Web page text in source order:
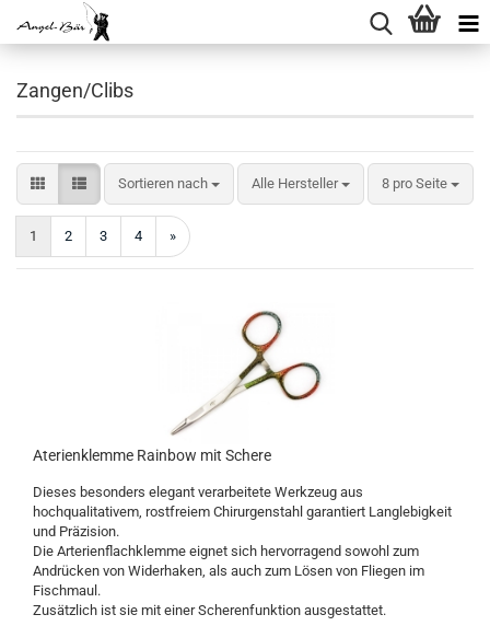
Zangen/Clibs
Sortieren nach
Sortieren nach Alle Hersteller 8 pro Seite
pro Seite
1 2 3 4 »
Aterienklemme Rainbow mit Schere
Dieses besonders elegant verarbeitete Werkzeug aus
hochqualitativem, rostfreiem Chirurgenstahl garantiert Langlebigkeit
und Präzision.
Die Arterienflachklemme eignet sich hervorragend sowohl zum
Andrücken von Widerhaken, als auch zum Lösen von Fliegen im
Fischmaul.
Zusätzlich ist sie mit einer Scherenfunktion ausgestattet.